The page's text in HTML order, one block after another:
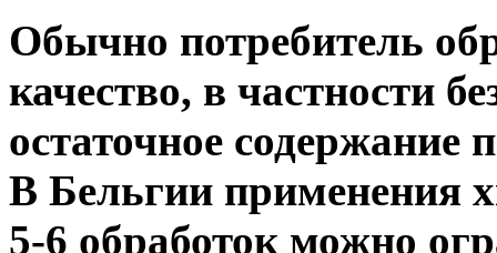
Обычно потребитель
качество, в частности
остаточное содержание
В Бельгии применения
5-6 обработок можно